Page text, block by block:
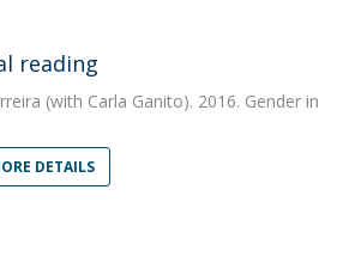
reading
(with Carla Ganito). 2016. Gender in
DETAILS